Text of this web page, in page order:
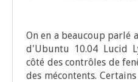
On en a beau­coup par­lé
d'Ubuntu 10.04 Lucid
côté des contrôles de
des mécon­tents.